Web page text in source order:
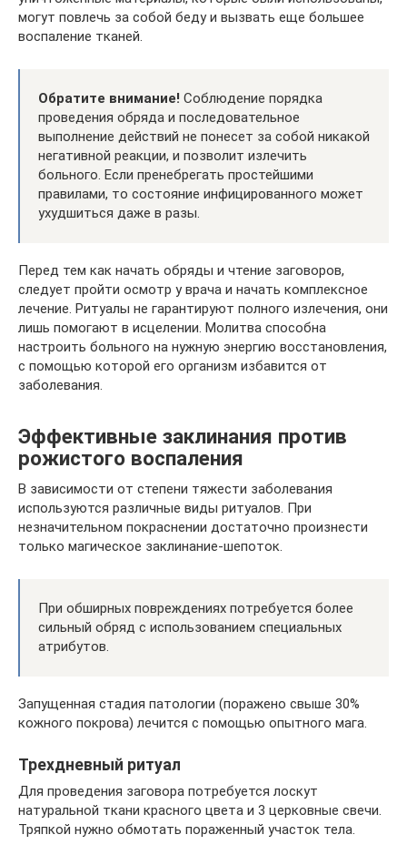
могут повлечь за собой беду и вызвать еще большее
воспаление тканей.
Обратите внимание! Соблюдение порядка
проведения обряда и последовательное
выполнение действий не понесет за собой никакой
негативной реакции, и позволит излечить
больного. Если пренебрегать простейшими
правилами, то состояние инфицированного может
ухудшиться даже в разы.
Перед тем как начать обряды и чтение заговоров,
следует пройти осмотр у врача и начать комплексное
лечение. Ритуалы не гарантируют полного излечения, они
лишь помогают в исцелении. Молитва способна
настроить больного на нужную энергию восстановления,
с помощью которой его организм избавится от
заболевания.
Эффективные заклинания против
рожистого воспаления
В зависимости от степени тяжести заболевания
используются различные виды ритуалов. При
незначительном покраснении достаточно произнести
только магическое заклинание-шепоток.
При обширных повреждениях потребуется более
сильный обряд с использованием специальных
атрибутов.
Запущенная стадия патологии (поражено свыше 30%
кожного покрова) лечится с помощью опытного мага.
Трехдневный ритуал
Для проведения заговора потребуется лоскут
натуральной ткани красного цвета и 3 церковные свечи.
Тряпкой нужно обмотать пораженный участок тела.